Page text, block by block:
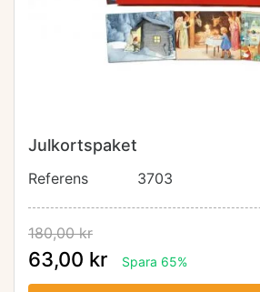
Julkortspaket
Referens 3703
180,00 kr
63,00 kr Spara 65%